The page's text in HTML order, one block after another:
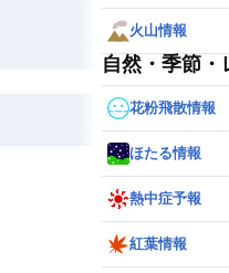
火山情報
自然・季節・
花粉飛散情報
ほたる情報
熱中症予報
紅葉情報